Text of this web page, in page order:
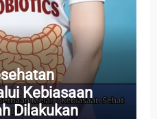
Kebiasaan
Dilakukan